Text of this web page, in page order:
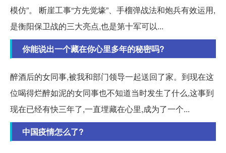
模仿”。 断崖工事“方先觉壕”、手榴弹战法和炮兵有效运用,
是衡阳保卫战的三大亮点,也是第十军可以...
你能说出一个藏在你心里多年的秘密吗?
醉酒后的女同事,被我和部门领导一起送回了家。到现在这
位喝得烂醉如泥的女同事也不知道当时发生了什么,这事到
现在已经有快三年了,一直埋藏在心里,成为了一个...
中国疫情怎么了?